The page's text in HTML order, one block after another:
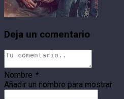
Deja un comentario
Nombre *
Añadir un nombre para mostrar